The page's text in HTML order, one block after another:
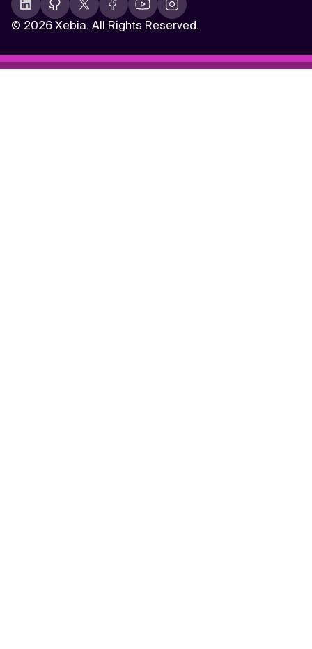
© 2026 Xebia. All Rights Reserved.